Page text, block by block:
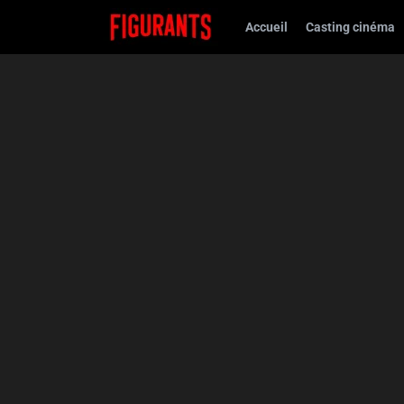
Accueil Casting cinéma